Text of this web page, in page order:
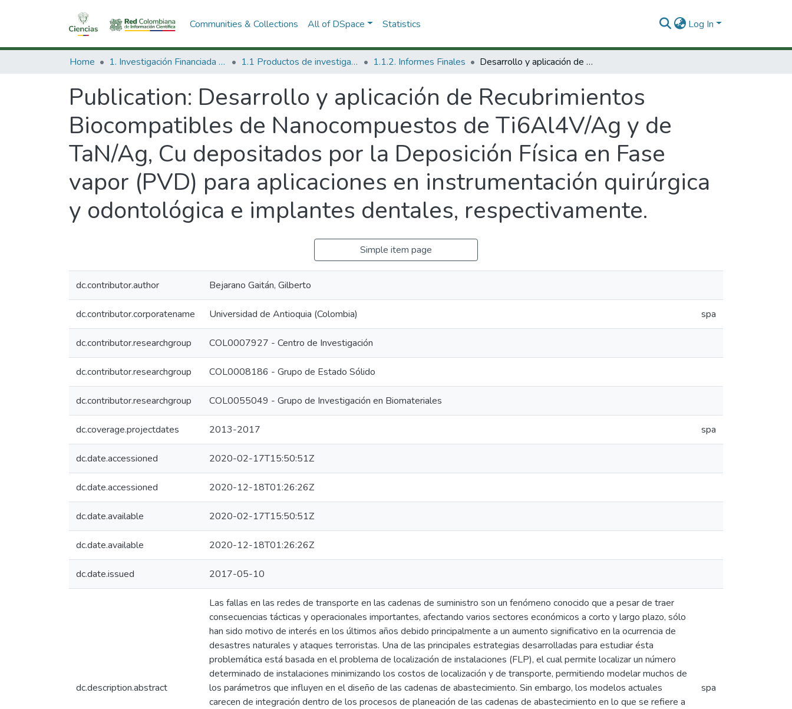
Communities & Collections All of DSpace Statistics Log In
Home 1. Investigación Financiada con Recursos Públicos 1.1 Productos de investigación 1.1.2. Informes Finales Desarrollo y aplicación de Recubrimientos Biocompatibles de Nanocompuestos de Ti6Al4V/Ag y de TaN/Ag, Cu depositados por la Deposición Física en Fase vapor (PVD) para aplicaciones en instrumentación quirúrgica y odontológica e implantes dentales, respectivamente.
Publication: Desarrollo y aplicación de Recubrimientos
Biocompatibles de Nanocompuestos de Ti6Al4V/Ag y de
TaN/Ag, Cu depositados por la Deposición Física en Fase
vapor (PVD) para aplicaciones en instrumentación quirúrgica
y odontológica e implantes dentales, respectivamente.
Simple item page
dc.contributor.author Bejarano Gaitán, Gilberto
dc.contributor.corporatename Universidad de Antioquia (Colombia) spa
dc.contributor.researchgroup COL0007927 - Centro de Investigación
dc.contributor.researchgroup COL0008186 - Grupo de Estado Sólido
dc.contributor.researchgroup COL0055049 - Grupo de Investigación en Biomateriales
dc.coverage.projectdates 2013-2017 spa
dc.date.accessioned 2020-02-17T15:50:51Z
dc.date.accessioned 2020-12-18T01:26:26Z
dc.date.available 2020-02-17T15:50:51Z
dc.date.available 2020-12-18T01:26:26Z
dc.date.issued 2017-05-10
dc.description.abstract
Las fallas en las redes de transporte en las cadenas de suministro son un fenómeno conocido que a pesar de traer
consecuencias tácticas y operacionales importantes, afectando varios sectores económicos a corto y largo plazo, sólo
han sido motivo de interés en los últimos años debido principalmente a un aumento significativo en la ocurrencia de
desastres naturales y ataques terroristas. Una de las principales estrategias desarrolladas para estudiar ésta
problemática está basada en el problema de localización de instalaciones (FLP), el cual permite localizar un número
determinado de instalaciones minimizando los costos de localización y de transporte, permitiendo modelar muchos de
los parámetros que influyen en el diseño de las cadenas de abastecimiento. Sin embargo, los modelos actuales
carecen de integración dentro de los procesos de planeación de las cadenas de abastecimiento en lo que se refiere a
spa